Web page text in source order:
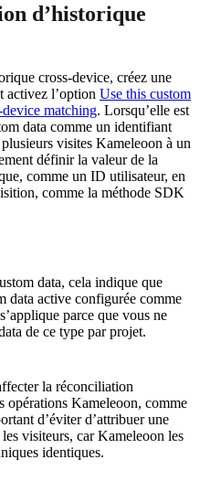
d’historique
cross-device, créez une
activez l’option Use this custom
matching. Lorsqu’elle est
data comme un identifiant
visites Kameleoon à un
définir la valeur de la
comme un ID utilisateur, en
comme la méthode SDK
data, cela indique que
data active configurée comme
parce que vous ne
de ce type par projet.
la réconciliation
opérations Kameleoon, comme
d’éviter d’attribuer une
les visiteurs, car Kameleoon les
identiques.